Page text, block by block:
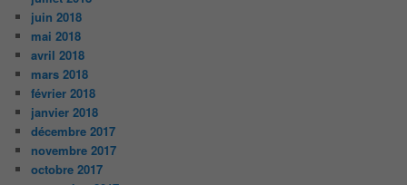
juin 2018
mai 2018
avril 2018
mars 2018
février 2018
janvier 2018
décembre 2017
novembre 2017
octobre 2017